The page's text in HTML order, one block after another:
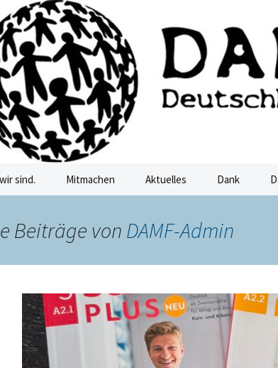
Dresden
Asyl Migration Flucht Dresden
sind. Mitmachen Aktuelles Dank
Beiträge von DAMF-Admin